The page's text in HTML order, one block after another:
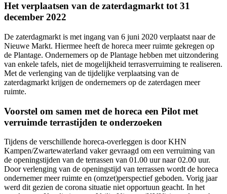
Het verplaatsen van de zaterdagmarkt tot 31
december 2022
De zaterdagmarkt is met ingang van 6 juni 2020 verplaatst naar de
Nieuwe Markt. Hiermee heeft de horeca meer ruimte gekregen op
de Plantage. Ondernemers op de Plantage hebben met uitzondering
van enkele tafels, niet de mogelijkheid terrasverruiming te realiseren.
Met de verlenging van de tijdelijke verplaatsing van de
zaterdagmarkt krijgen de ondernemers op de zaterdagen meer
ruimte.
Voorstel om samen met de horeca een Pilot met
verruimde terrastijden te onderzoeken
Tijdens de verschillende horeca-overleggen is door KHN
Kampen/Zwartewaterland vaker gevraagd om een verruiming van
de openingstijden van de terrassen van 01.00 uur naar 02.00 uur.
Door verlenging van de openingstijd van terrassen wordt de horeca
ondernemer meer ruimte en (omzet)perspectief geboden. Vorig jaar
werd dit gezien de corona situatie niet opportuun geacht. In het